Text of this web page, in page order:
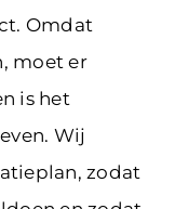
Omdat
moet er
is het
Wij
zodat